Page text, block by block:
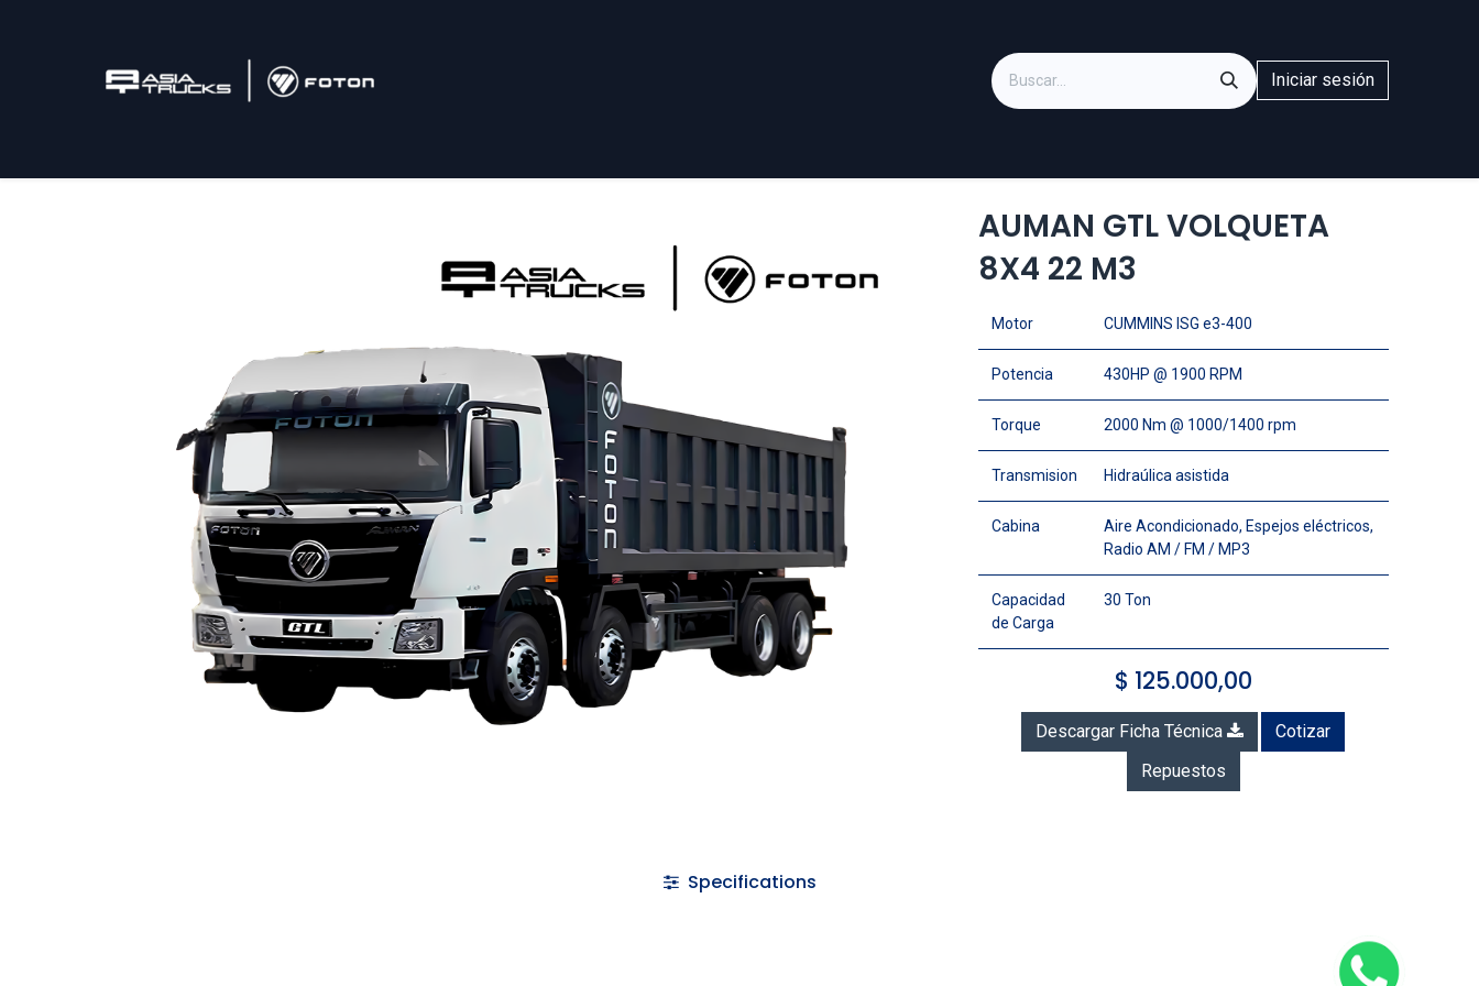
Iniciar sesión
AUMAN GTL VOLQUETA
8X4 22 M3
Motor CUMMINS ISG e3-400
Potencia 430HP @ 1900 RPM
Torque 2000 Nm @ 1000/1400 rpm
Transmision Hidraúlica asistida
Cabina
Aire Acondicionado, Espejos eléctricos,
Radio AM / FM / MP3
Capacidad
de Carga
30 Ton
$ 125.000,00
Descargar Ficha Técnica
Cotizar
Repuestos
Specifications